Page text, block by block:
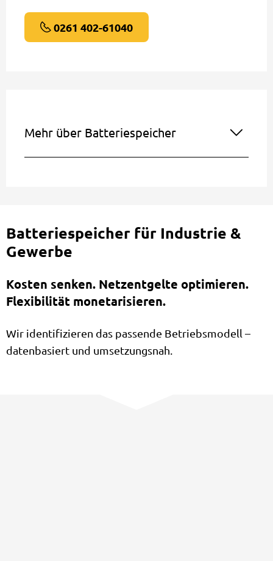
0261 402-61040
Mehr über Batteriespeicher
Batteriespeicher für Industrie &
Gewerbe
Kosten senken. Netzentgelte optimieren.
Flexibilität monetarisieren.
Wir identifizieren das passende Betriebsmodell –
datenbasiert und umsetzungsnah.